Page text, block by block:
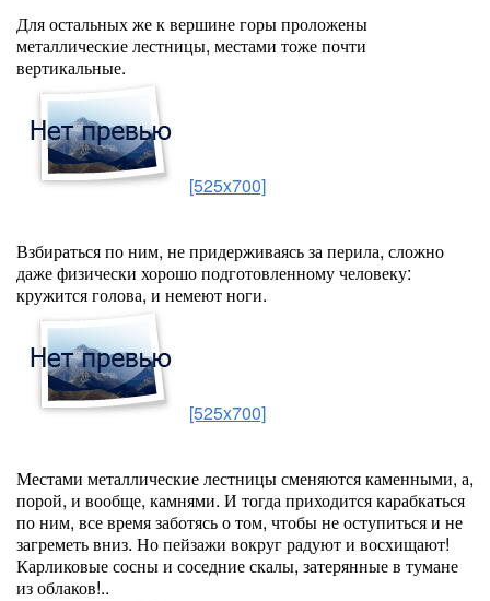
Для остальных же к вершине горы проложены
металлические лестницы, местами тоже почти
вертикальные.
[525x700]
Взбираться по ним, не придерживаясь за перила, сложно
даже физически хорошо подготовленному человеку:
кружится голова, и немеют ноги.
[525x700]
Местами металлические лестницы сменяются каменными, а,
порой, и вообще, камнями. И тогда приходится карабкаться
по ним, все время заботясь о том, чтобы не оступиться и не
загреметь вниз. Но пейзажи вокруг радуют и восхищают!
Карликовые сосны и соседние скалы, затерянные в тумане
из облаков!..